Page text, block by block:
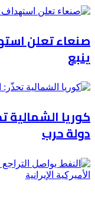
صنعاء تعلن
ينبع
كوريا الشمالية
دولة حرب